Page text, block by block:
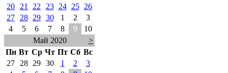
20
21 22 23 24 25
26
27
28 29 30 1 2
3
4
5 6 7 8 9
10
Май 2020
>
Пн Вт Ср Чт Пт Сб Вс
27
28 29 30 1 2
3